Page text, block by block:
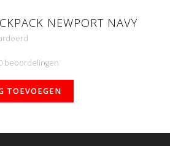
NEWPORT NAVY
beoordelingen
TOEVOEGEN